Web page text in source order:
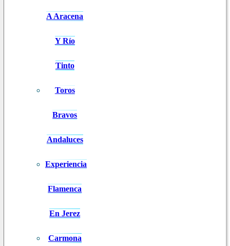
A Aracena
Y Río
Tinto
Toros
Bravos
Andaluces
Experiencia
Flamenca
En Jerez
Carmona